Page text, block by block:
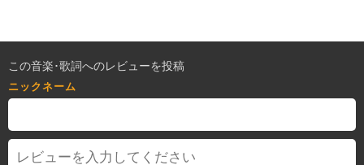
この音楽･歌詞へのレビューを投稿
ニックネーム